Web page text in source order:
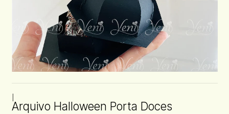
Arquivo Halloween Porta Doces